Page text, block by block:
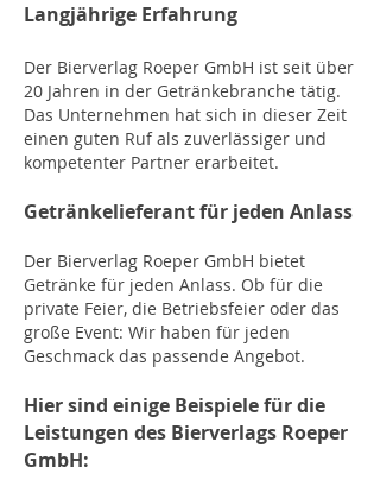
Langjährige Erfahrung
Der Bierverlag Roeper GmbH ist seit über
20 Jahren in der Getränkebranche tätig.
Das Unternehmen hat sich in dieser Zeit
einen guten Ruf als zuverlässiger und
kompetenter Partner erarbeitet.
Getränkelieferant für jeden Anlass
Der Bierverlag Roeper GmbH bietet
Getränke für jeden Anlass. Ob für die
private Feier, die Betriebsfeier oder das
große Event: Wir haben für jeden
Geschmack das passende Angebot.
Hier sind einige Beispiele für die
Leistungen des Bierverlags Roeper
GmbH: